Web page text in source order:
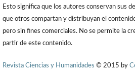
Esto significa que los autores conservan sus
que otros compartan y distribuyan el
pero sin fines comerciales. No se permite la
partir de este contenido.
Revista Ciencias y Humanidades © 2015 by